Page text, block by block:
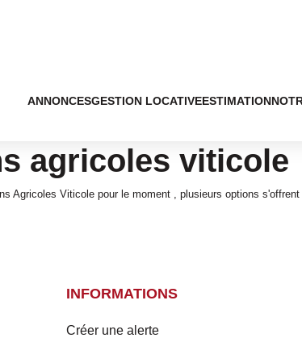
ANNONCESGESTION LOCATIVEESTIMATION
agricoles viticole
Agricoles Viticole pour le moment , plusieurs options
INFORMATIONS
Créer une alerte